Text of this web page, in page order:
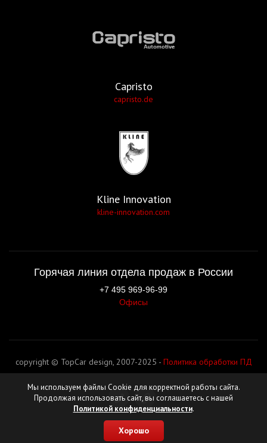
Capristo
capristo.de
Kline Innovation
kline-innovation.com
Горячая линия отдела продаж в России
+7 495 969-96-99
Офисы
copyright © TopCar design, 2007-2025 - Политика обработки ПД
Мы используем файлы Cookie для корректной работы сайта.
Продолжая использовать сайт, вы соглашаетесь с нашей
Политикой конфиденциальности.
Хорошо